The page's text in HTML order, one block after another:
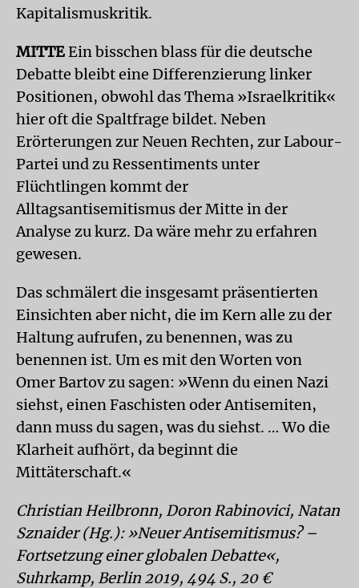
Kapitalismuskritik.
MITTEEin bisschen blass für die deutsche
Debatte bleibt eine Differenzierung linker
Positionen, obwohl das Thema »Israelkritik«
hier oft die Spaltfrage bildet. Neben
Erörterungen zur Neuen Rechten, zur Labour-
Partei und zu Ressentiments unter
Flüchtlingen kommt der
Alltagsantisemitismus der Mitte in der
Analyse zu kurz. Da wäre mehr zu erfahren
gewesen.
Das schmälert die insgesamt präsentierten
Einsichten aber nicht, die im Kern alle zu der
Haltung aufrufen, zu benennen, was zu
benennen ist. Um es mit den Worten von
Omer Bartov zu sagen: »Wenn du einen Nazi
siehst, einen Faschisten oder Antisemiten,
dann muss du sagen, was du siehst. … Wo die
Klarheit aufhört, da beginnt die
Mittäterschaft.«
Christian Heilbronn, Doron Rabinovici, Natan
Sznaider (Hg.): »Neuer Antisemitismus? –
Fortsetzung einer globalen Debatte«,
Suhrkamp, Berlin 2019, 494 S., 20 €